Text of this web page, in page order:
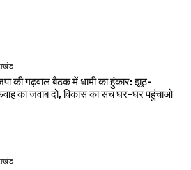
की गढ़वाल बैठक में धामी का हुंकार: झूठ-
का जवाब दो, विकास का सच घर-घर पहुंचाओ